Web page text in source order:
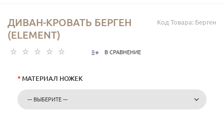
Код Товара: Берген
ДИВАН-КРОВАТЬ БЕРГЕН
(ELEMENT)
В СРАВНЕНИЕ
* МАТЕРИАЛ НОЖЕК